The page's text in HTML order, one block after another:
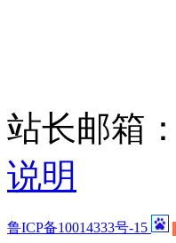
站长邮箱：
说明
鲁ICP备10014333号-15